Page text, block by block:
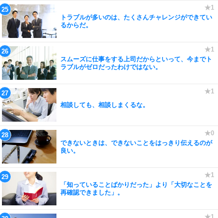
トラブルが多いのは、たくさんチャレンジができてい
るからだ。
スムーズに仕事をする上司だからといって、今までト
ラブルがゼロだったわけではない。
相談しても、相談しまくるな。
できないときは、できないことをはっきり伝えるのが
良い。
「知っていることばかりだった」より「大切なことを
再確認できました」。